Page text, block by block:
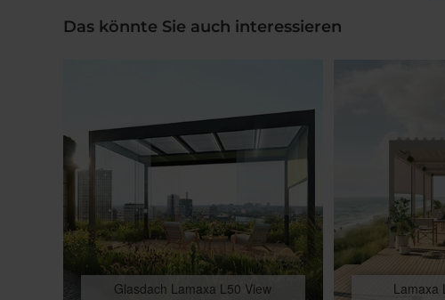
Das könnte Sie auch interessieren
Glasdach Lamaxa L50 View Lamaxa